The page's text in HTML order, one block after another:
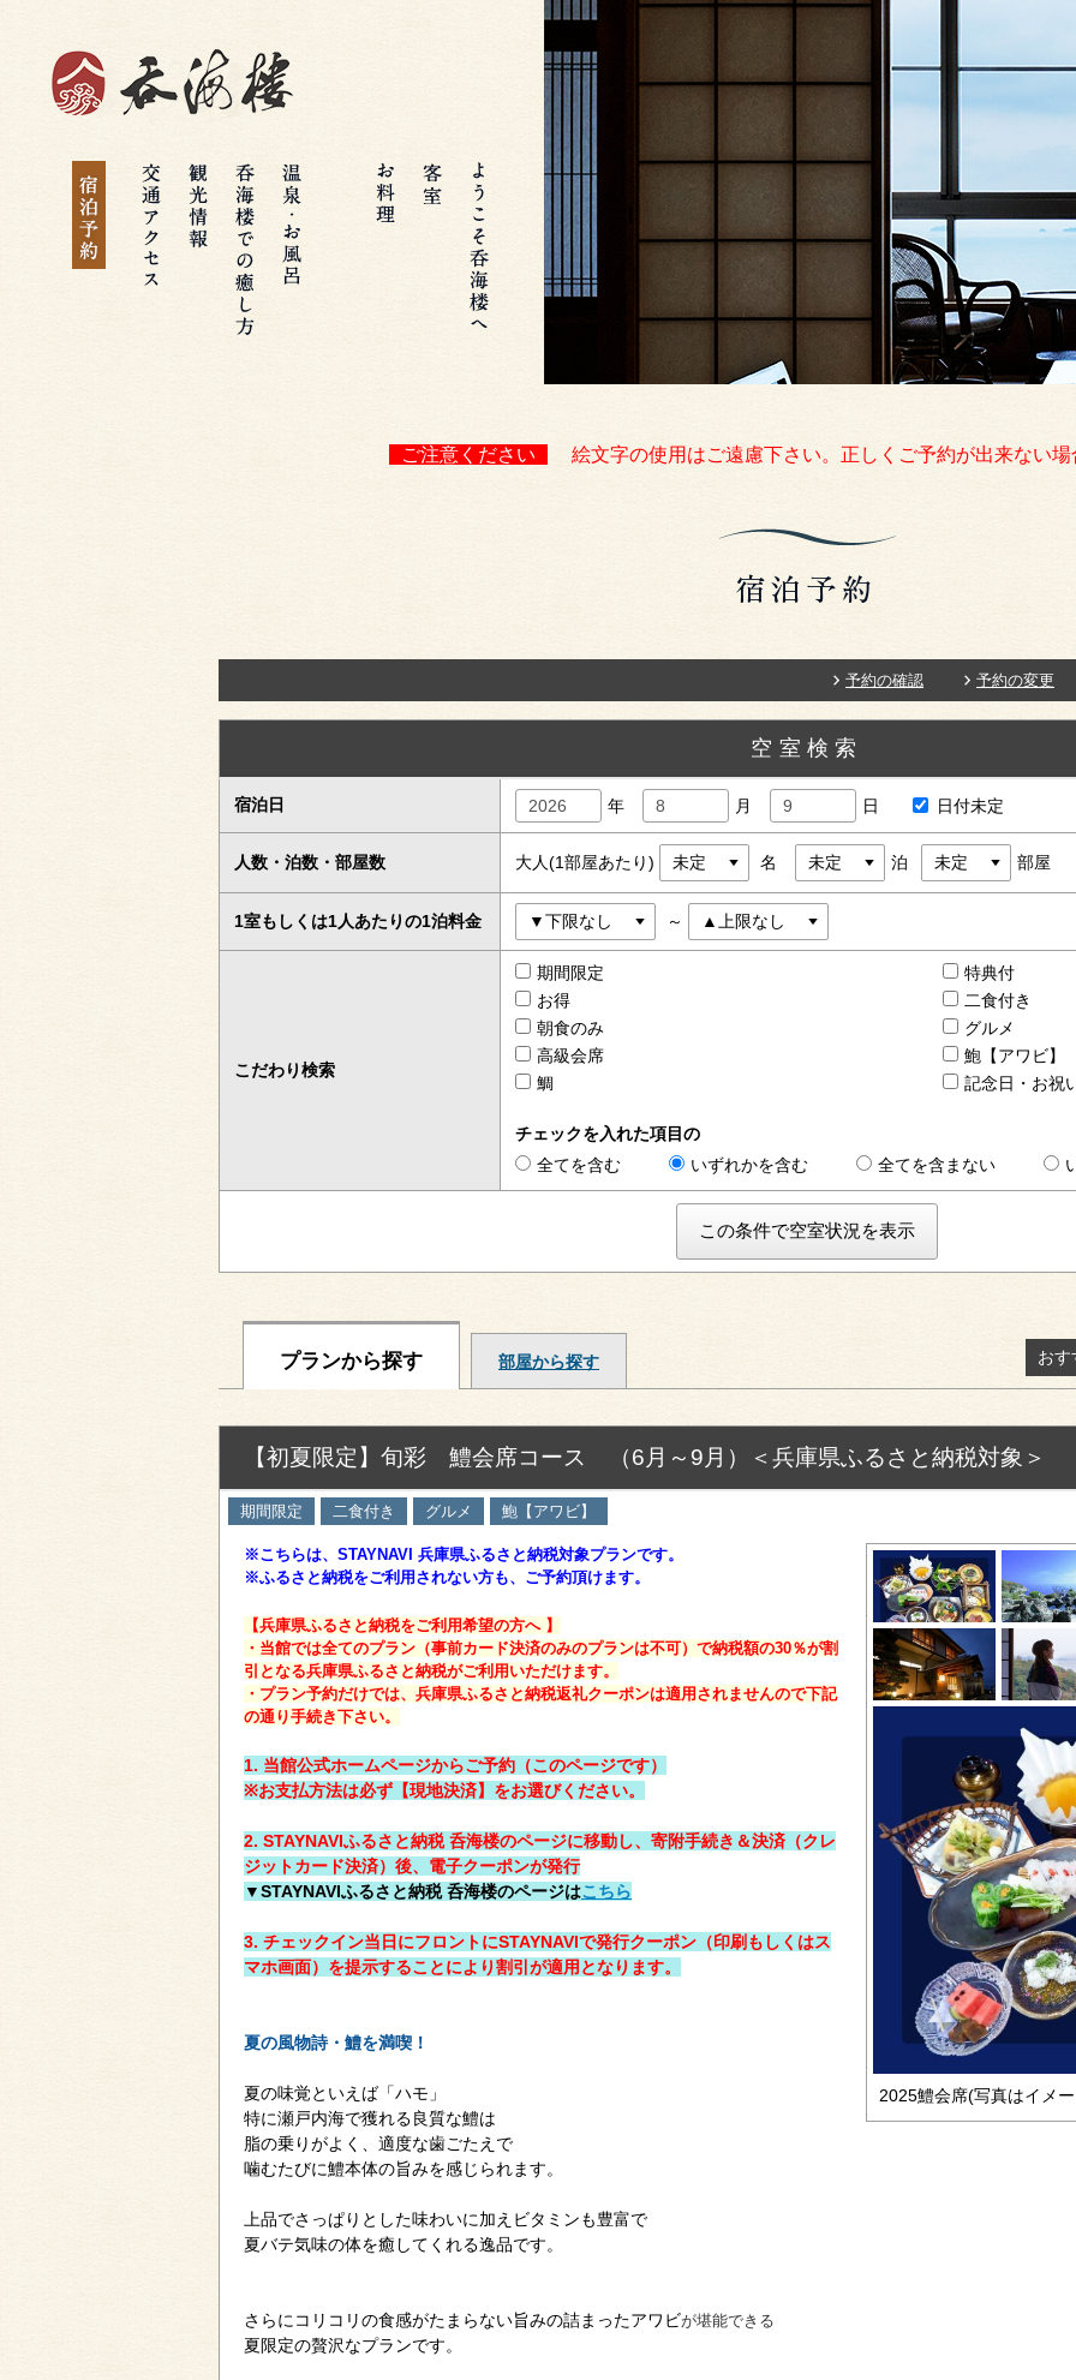
赤穂 癒しのお宿
ご注意ください 絵文字の使用はご遠慮下さい。正しくご予約が出来ない
予約の確認 予約の変更
空室検索
宿泊日 年 月 日 日付未定
人数・泊数・部屋数 大人(1部屋あたり) 名 泊 部屋
1室もしくは1人あたりの1泊料金 ～
こだわり検索
期間限定
お得
朝食のみ
高級会席
鯛
特典付
二食付き
グルメ
鮑【アワビ
記念日・お
チェックを入れた項目の
全てを含む
いずれかを含む 全てを含まない
プランから探す 部屋から探す おす
【初夏限定】旬彩 鱧会席コース （6月～9月）＜兵庫県ふるさと納税対象＞
期間限定 二食付き グルメ 鮑【アワビ】
※こちらは、STAYNAVI 兵庫県ふるさと納税対象プランです。
※ふるさと納税をご利用されない方も、ご予約頂けます。
【兵庫県ふるさと納税をご利用希望の方へ 】
・当館では全てのプラン（事前カード決済のみのプランは不可）で納税額の30％が割
引となる兵庫県ふるさと納税がご利用いただけます。
・プラン予約だけでは、兵庫県ふるさと納税返礼クーポンは適用されませんので下記
の通り手続き下さい。
1. 当館公式ホームページからご予約（このページです）
※お支払方法は必ず【現地決済】をお選びください。
2. STAYNAVIふるさと納税 呑海楼のページに移動し、寄附手続き＆決済（クレ
ジットカード決済）後、電子クーポンが発行
▼STAYNAVIふるさと納税 呑海楼のページはこちら
3. チェックイン当日にフロントにSTAYNAVIで発行クーポン（印刷もしくはス
マホ画面）を提示することにより割引が適用となります。
夏の風物詩・鱧を満喫！
夏の味覚といえば「ハモ」
特に瀬戸内海で獲れる良質な鱧は
脂の乗りがよく、適度な歯ごたえで
噛むたびに鱧本体の旨みを感じられます。
上品でさっぱりとした味わいに加えビタミンも豊富で
夏バテ気味の体を癒してくれる逸品です。
さらにコリコリの食感がたまらない旨みの詰まったアワビが堪能できる
夏限定の贅沢なプランです。
2025鱧会席(写真はイメ